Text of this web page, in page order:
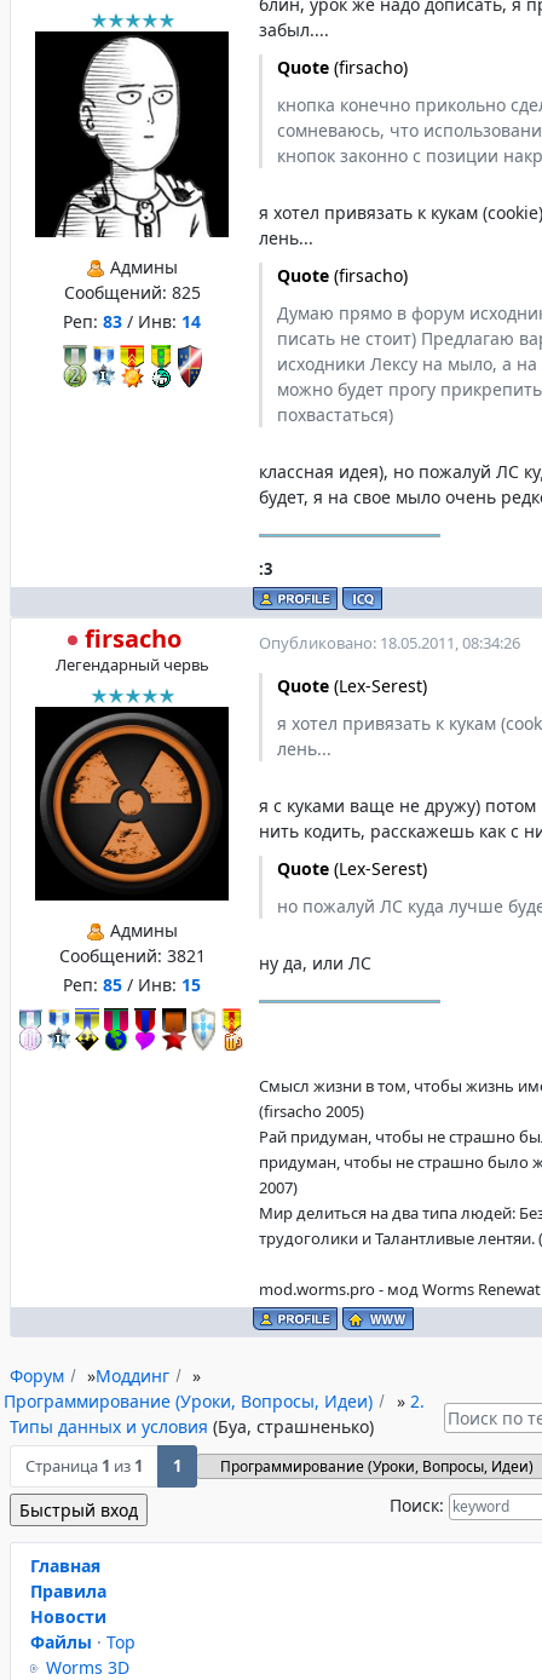
Админы
Сообщений: 825
Реп: 83 / Инв: 14
забыл....
Quote (firsacho)
кнопка конечно прикольно
сомневаюсь, что
кнопок законно с позиции
я хотел привязать к кукам
лень...
Quote (firsacho)
Думаю прямо в форум
писать не стоит) Предлагаю
исходники Лексу на мыло, а
можно будет прогу
похвастаться)
классная идея), но пожалуй ЛС
будет, я на свое мыло очень
:3
firsacho
Легендарный червь
Админы
Сообщений: 3821
Реп: 85 / Инв: 15
Опубликовано: 18.05.2011, 08:34:26
Quote (Lex-Serest)
я хотел привязать к кукам
лень...
я с куками ваще не дружу) потом
нить кодить, расскажешь как с
Quote (Lex-Serest)
но пожалуй ЛС куда лучше
ну да, или ЛС
Смысл жизни в том, чтобы жизнь
(firsacho 2005)
Рай придуман, чтобы не страшно
придуман, чтобы не страшно было
2007)
Мир делиться на два типа людей:
трудоголики и Талантливые лентяи.
mod.worms.pro - мод Worms
Форум »Моддинг
»
Программирование (Уроки, Вопросы, Идеи)
» 2.
Типы данных и условия (Буа, страшненько)
Страница 1 из 1 1
Поиск:
Главная
Правила
Новости
Файлы · Top
Worms 3D